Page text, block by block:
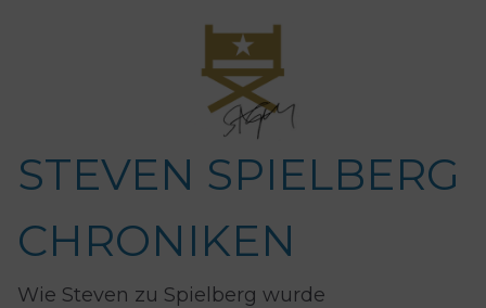
STEVEN SPIELBERG
CHRONIKEN
Wie Steven zu Spielberg wurde